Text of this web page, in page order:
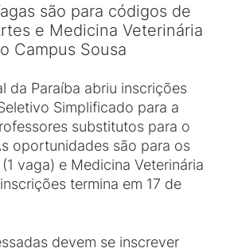
são para códigos de
e Medicina Veterinária
Campus Sousa
da Paraíba abriu inscrições
Simplificado para a
substitutos para o
oportunidades são para os
vaga) e Medicina Veterinária
termina em 17 de
devem se inscrever